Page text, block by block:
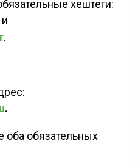
хештеги:
и
.
.
оба обязательных